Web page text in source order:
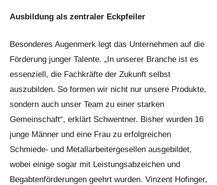
Ausbildung als zentraler Eckpfeiler
Besonderes Augenmerk legt das Unternehmen auf die
Förderung junger Talente. „In unserer Branche ist es
essenziell, die Fachkräfte der Zukunft selbst
auszubilden. So formen wir nicht nur unsere Produkte,
sondern auch unser Team zu einer starken
Gemeinschaft“, erklärt Schwentner. Bisher wurden 16
junge Männer und eine Frau zu erfolgreichen
Schmiede- und Metallarbeitergesellen ausgebildet,
wobei einige sogar mit Leistungsabzeichen und
Begabtenförderungen geehrt wurden. Vinzent Hofinger,